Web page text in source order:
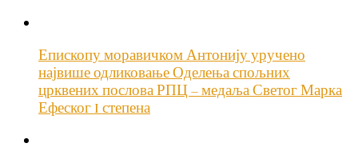
Епископу моравичком Антонију уручено
највише одликовање Оделења спољних
црквених послова РПЦ – медаља Светог Марка
Ефеског I степена